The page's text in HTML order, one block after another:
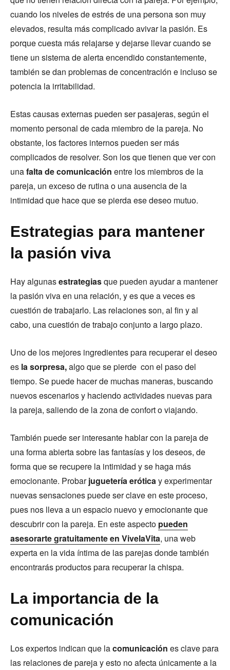
cuando los niveles de estrés de una persona son muy
elevados, resulta más complicado avivar la pasión. Es
porque cuesta más relajarse y dejarse llevar cuando se
tiene un sistema de alerta encendido constantemente,
también se dan problemas de concentración e incluso se
potencia la irritabilidad.
Estas causas externas pueden ser pasajeras, según el
momento personal de cada miembro de la pareja. No
obstante, los factores internos pueden ser más
complicados de resolver. Son los que tienen que ver con
unafalta de comunicación entre los miembros de la
pareja, un exceso de rutina o una ausencia de la
intimidad que hace que se pierda ese deseo mutuo.
Estrategias para mantener
la pasión viva
Hay algunasestrategiasque pueden ayudar a mantener
la pasión viva en una relación, y es que a veces es
cuestión de trabajarlo. Las relaciones son, al fin y al
cabo, una cuestión de trabajo conjunto a largo plazo.
Uno de los mejores ingredientes para recuperar el deseo
es la sorpresa,algo que se pierde con el paso del
tiempo. Se puede hacer de muchas maneras, buscando
nuevos escenarios y haciendo actividades nuevas para
la pareja, saliendo de la zona de confort o viajando.
También puede ser interesante hablar con la pareja de
una forma abierta sobre las fantasías y los deseos, de
forma que se recupere la intimidad y se haga más
emocionante. Probarjuguetería erótica y experimentar
nuevas sensaciones puede ser clave en este proceso,
pues nos lleva a un espacio nuevo y emocionante que
descubrir con la pareja. En este aspecto pueden
asesorarte gratuitamente en VivelaVita, una web
experta en la vida íntima de las parejas donde también
encontrarás productos para recuperar la chispa.
La importancia de la
comunicación
Los expertos indican que lacomunicación es clave para
las relaciones de pareja y esto no afecta únicamente a la